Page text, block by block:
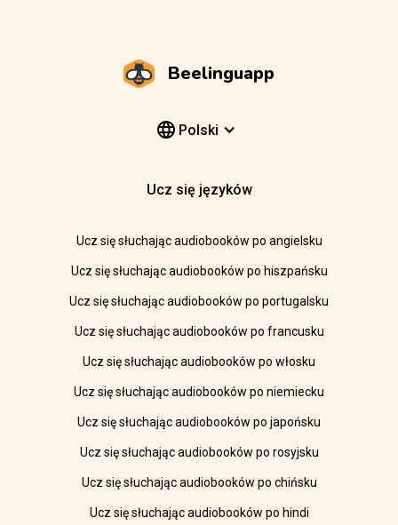
Beelinguapp
Polski
Ucz się języków
Ucz się słuchając audiobooków po angielsku
Ucz się słuchając audiobooków po hiszpańsku
Ucz się słuchając audiobooków po portugalsku
Ucz się słuchając audiobooków po francusku
Ucz się słuchając audiobooków po włosku
Ucz się słuchając audiobooków po niemiecku
Ucz się słuchając audiobooków po japońsku
Ucz się słuchając audiobooków po rosyjsku
Ucz się słuchając audiobooków po chińsku
Ucz się słuchając audiobooków po hindi